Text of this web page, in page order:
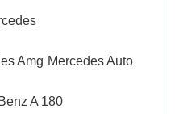
Amg Mercedes Auto
A 180